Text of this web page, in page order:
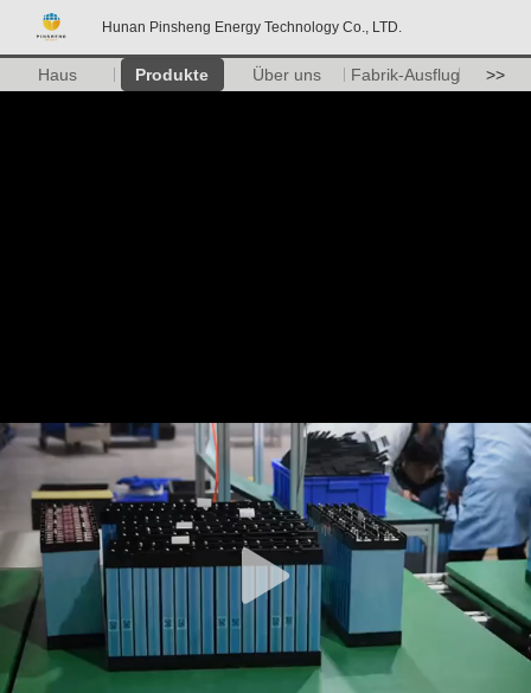
Hunan Pinsheng Energy Technology Co., LTD.
Haus Produkte Über uns Fabrik-Ausflug >>